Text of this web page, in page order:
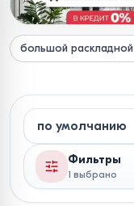
большой раскладной
Фильтры
1 выбрано